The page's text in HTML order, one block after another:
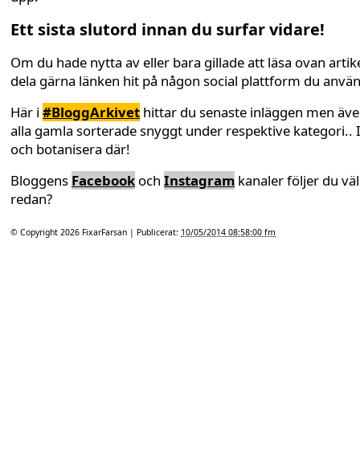
Ett sista slutord innan du surfar vidare!
Om du hade nytta av eller bara gillade att läsa ovan
dela gärna länken hit på någon social plattform du
Här i #BloggArkivet hittar du senaste inläggen men
alla gamla sorterade snyggt under respektive kategori..
och botanisera där!
Bloggens Facebookoch Instagram kanaler följer du väl
redan?
© Copyright 2026 FixarFarsan | Publicerat: 10/05/2014 08:58:00 fm